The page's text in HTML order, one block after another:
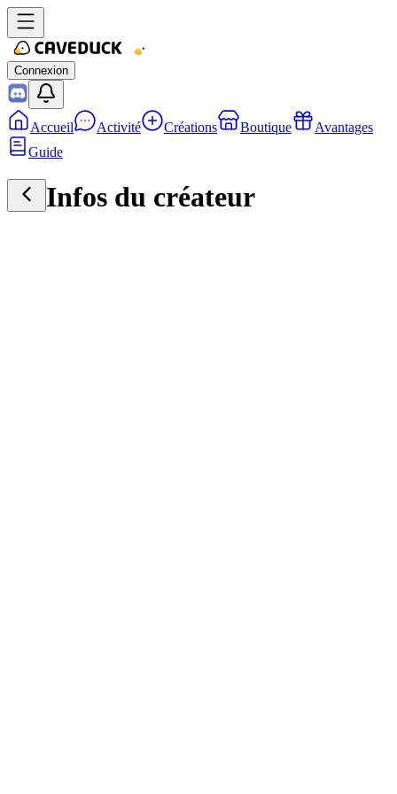
Connexion
Accueil Activité Créations Boutique
Avantages
Guide
Infos du créateur